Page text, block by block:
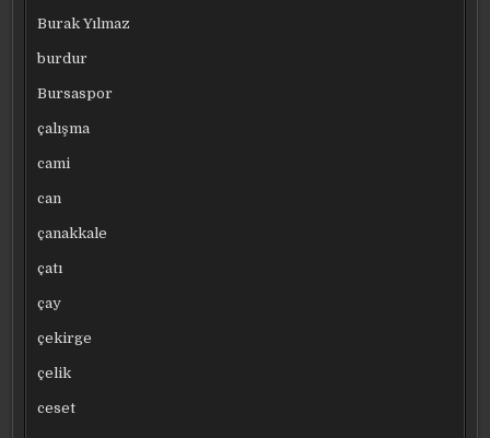
Burak Yılmaz
burdur
Bursaspor
çalışma
cami
can
çanakkale
çatı
çay
çekirge
çelik
ceset